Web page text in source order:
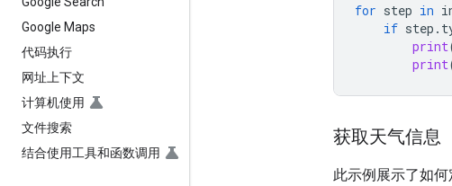
Google Maps
代码执行
网址上下文
计算机使用
文件搜索
结合使用工具和函数调用
for step in
if step .
print
print
获取天气信息
此示例展示了如